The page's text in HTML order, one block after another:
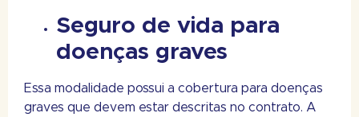
Seguro de vida para
doenças graves
Essa modalidade possui a cobertura para doenças
graves que devem estar descritas no contrato. A